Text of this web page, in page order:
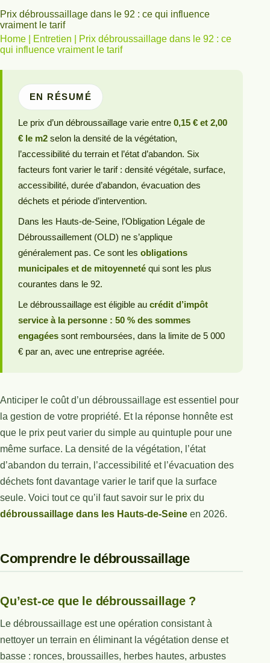
Prix débroussaillage dans le 92 : ce qui influence
vraiment le tarif
Home
Entretien
Prix débroussaillage dans le 92 : ce
qui influence vraiment le tarif
EN RÉSUMÉ
Le prix d’un débroussaillage varie entre 0,15 € et 2,00
€ le m2selon la densité de la végétation,
l’accessibilité du terrain et l’état d’abandon. Six
facteurs font varier le tarif : densité végétale, surface,
accessibilité, durée d’abandon, évacuation des
déchets et période d’intervention.
Dans les Hauts-de-Seine, l’Obligation Légale de
Débroussaillement (OLD) ne s’applique
généralement pas. Ce sont les obligations
municipales et de mitoyennetéqui sont les plus
courantes dans le 92.
Le débroussaillage est éligible au crédit d’impôt
service à la personne : 50 % des sommes
engagéessont remboursées, dans la limite de 5 000
€ par an, avec une entreprise agréée.
Anticiper le coût d’un débroussaillage est essentiel pour
la gestion de votre propriété. Et la réponse honnête est
que le prix peut varier du simple au quintuple pour une
même surface. La densité de la végétation, l’état
d’abandon du terrain, l’accessibilité et l’évacuation des
déchets font davantage varier le tarif que la surface
seule. Voici tout ce qu’il faut savoir sur le prix du
débroussaillage dans les Hauts-de-Seine en 2026.
Comprendre le débroussaillage
Qu’est-ce que le débroussaillage ?
Le débroussaillage est une opération consistant à
nettoyer un terrain en éliminant la végétation dense et
basse : ronces, broussailles, herbes hautes, arbustes